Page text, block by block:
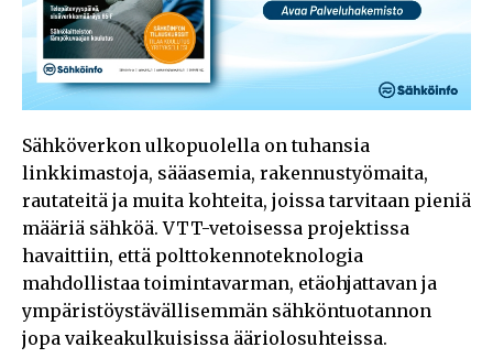
Sähköverkon ulkopuolella on tuhansia
linkkimastoja, sääasemia, rakennustyömaita,
rautateitä ja muita kohteita, joissa tarvitaan pieniä
määriä sähköä. VTT-vetoisessa projektissa
havaittiin, että polttokennoteknologia
mahdollistaa toimintavarman, etäohjattavan ja
ympäristöystävällisemmän sähköntuotannon
jopa vaikeakulkuisissa ääriolosuhteissa.